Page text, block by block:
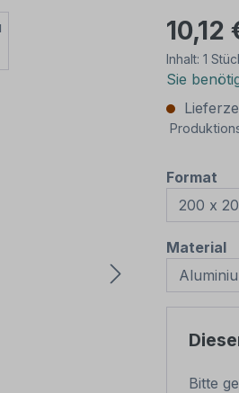
10,12
Inhalt: 1
Sie
Format
Material
Bitte